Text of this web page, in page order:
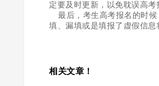
定要及时更新，以免耽误高考
最后，考生高考报名的时候
填、漏填或是填报了虚假信息
相关文章！